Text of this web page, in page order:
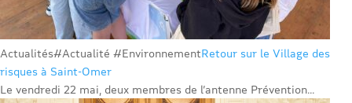
Actualités#Actualité #EnvironnementRetour sur le Village des
risques à Saint-Omer
Le vendredi 22 mai, deux membres de l’antenne Prévention...